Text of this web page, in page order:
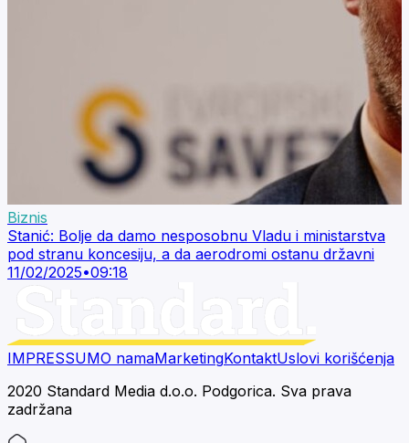
Biznis
Stanić: Bolje da damo nesposobnu Vladu i ministarstva
pod stranu koncesiju, a da aerodromi ostanu državni
11/02/2025•09:18
IMPRESSUMO namaMarketingKontaktUslovi korišćenja
2020 Standard Media d.o.o. Podgorica. Sva prava
zadržana